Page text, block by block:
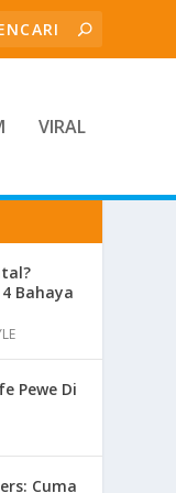
VIRAL
Bahaya
Pewe Di
Cuma